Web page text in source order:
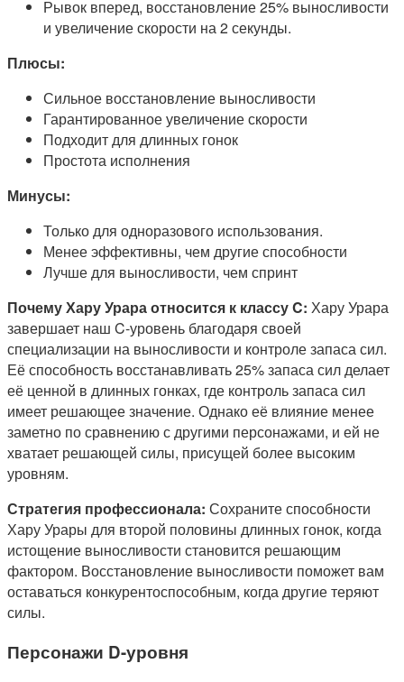
Рывок вперед, восстановление 25% выносливости
и увеличение скорости на 2 секунды.
Плюсы:
Сильное восстановление выносливости
Гарантированное увеличение скорости
Подходит для длинных гонок
Простота исполнения
Минусы:
Только для одноразового использования.
Менее эффективны, чем другие способности
Лучше для выносливости, чем спринт
Почему Хару Урара относится к классу C: Хару Урара
завершает наш C-уровень благодаря своей
специализации на выносливости и контроле запаса сил.
Её способность восстанавливать 25% запаса сил делает
её ценной в длинных гонках, где контроль запаса сил
имеет решающее значение. Однако её влияние менее
заметно по сравнению с другими персонажами, и ей не
хватает решающей силы, присущей более высоким
уровням.
Стратегия профессионала: Сохраните способности
Хару Урары для второй половины длинных гонок, когда
истощение выносливости становится решающим
фактором. Восстановление выносливости поможет вам
оставаться конкурентоспособным, когда другие теряют
силы.
Персонажи D-уровня